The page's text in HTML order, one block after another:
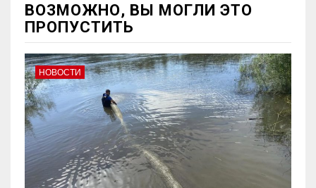
ВОЗМОЖНО, ВЫ МОГЛИ ЭТО
ПРОПУСТИТЬ
НОВОСТИ